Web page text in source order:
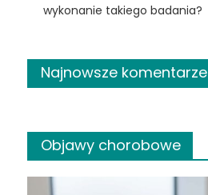
wykonanie takiego badania?
Najnowsze komentarze
Objawy chorobowe